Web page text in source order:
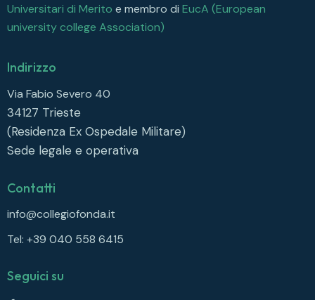
Universitari di Merito e membro di EucA (European
university college Association)
Indirizzo
Via Fabio Severo 40
34127 Trieste
(Residenza Ex Ospedale Militare)
Sede legale e operativa
Contatti
info@collegiofonda.it
Tel: +39 040 558 6415
Seguici su